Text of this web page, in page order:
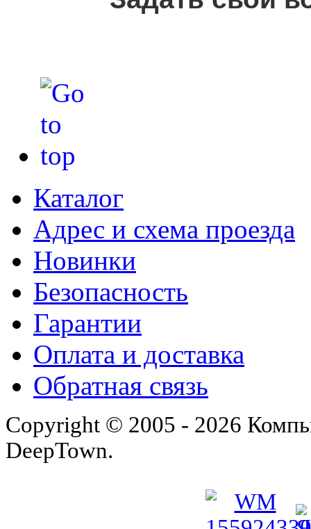
Каталог
Адрес и схема проезда
Новинки
Безопасность
Гарантии
Оплата и доставка
Обратная связь
Copyright © 2005 - 2026
DeepTown.